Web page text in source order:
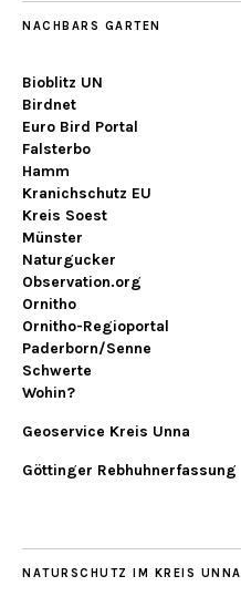
NACHBARS GARTEN
Bioblitz UN
Birdnet
Euro Bird Portal
Falsterbo
Hamm
Kranichschutz EU
Kreis Soest
Münster
Naturgucker
Observation.org
Ornitho
Ornitho-Regioportal
Paderborn/Senne
Schwerte
Wohin?
Geoservice Kreis Unna
Göttinger Rebhuhnerfassung
NATURSCHUTZ IM KREIS UNNA